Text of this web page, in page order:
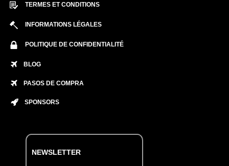
TERMES ET CONDITIONS
INFORMATIONS LÉGALES
POLITIQUE DE CONFIDENTIALITÉ
BLOG
PASOS DE COMPRA
SPONSORS
NEWSLETTER